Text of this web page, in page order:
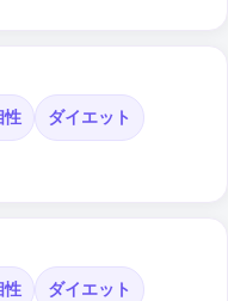
性 ダイエット
性 ダイエット